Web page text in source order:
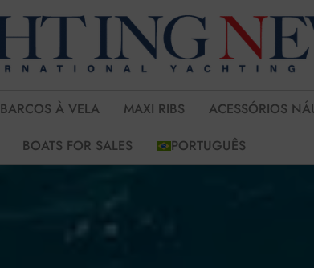
BARCOS À VELA MAXI RIBS
ACESSÓRIOS
BOATS FOR SALES
PORTUGUÊS